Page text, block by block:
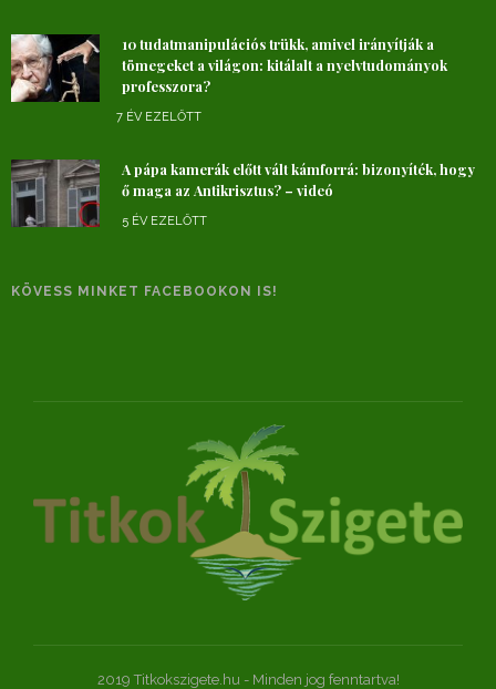
10 tudatmanipulációs trükk, amivel irányítják a
tömegeket a világon: kitálalt a nyelvtudományok
professzora?
7 ÉV EZELŐTT
A pápa kamerák előtt vált kámforrá: bizonyíték, hogy
ő maga az Antikrisztus? – videó
5 ÉV EZELŐTT
KÖVESS MINKET FACEBOOKON IS!
2019 Titkokszigete.hu - Minden jog fenntartva!